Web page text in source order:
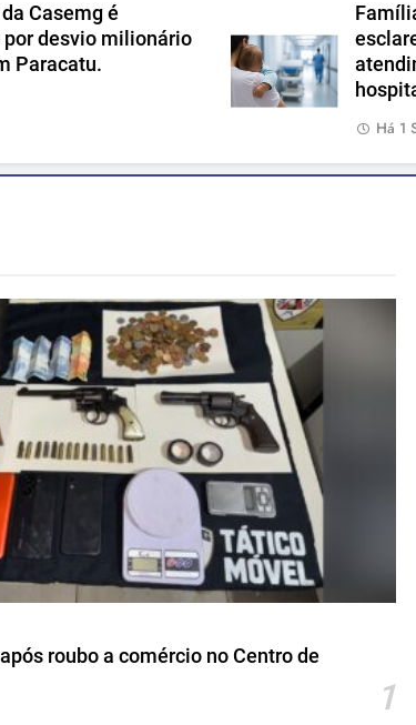
Casemg é
por desvio milionário
Paracatu.
Há 1
roubo a comércio no Centro de
1